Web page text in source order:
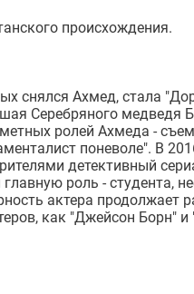
происхождения.
снялся Ахмед, стала
Серебряного медведя
ролей Ахмеда -
поневоле". В
детективный
роль - студента,
актера продолжает
как "Джейсон Борн" и